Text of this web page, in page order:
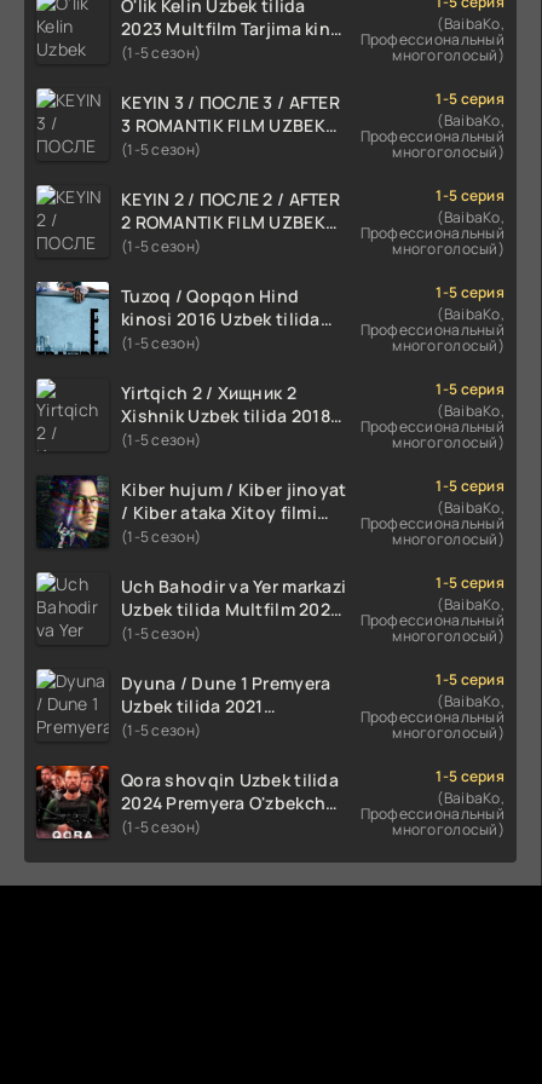
O'lik Kelin Uzbek tilida
2023 Multfilm Tarjima kino
skachat
(1-5 сезон)
(BaibaKo,
Профессиональный
многоголосый)
KEYIN 3 / ПОСЛЕ 3 / AFTER
3 ROMANTIK FILM UZBEK
TILIDA 2021 TARJIMA FILM
(1-5 сезон)
1-5 серия
(BaibaKo,
Профессиональный
многоголосый)
KEYIN 2 / ПОСЛЕ 2 / AFTER
2 ROMANTIK FILM UZBEK
TILIDA 2020 TARJIMA FILM
(1-5 сезон)
1-5 серия
(BaibaKo,
Профессиональный
многоголосый)
Tuzoq / Qopqon Hind
kinosi 2016 Uzbek tilida
tarjima film HD
(1-5 сезон)
1-5 серия
(BaibaKo,
Профессиональный
многоголосый)
Yirtqich 2 / Хищник 2
Xishnik Uzbek tilida 2018-
2024 O'zbekcha tarjima
(1-5 сезон)
1-5 серия
(BaibaKo,
Профессиональный
многоголосый)
Kiber hujum / Kiber jinoyat
/ Kiber ataka Xitoy filmi
Uzbek tilida O'zbekcha
HD skachat
(1-5 сезон)
1-5 серия
(BaibaKo,
Профессиональный
многоголосый)
Uch Bahodir va Yer markazi
Uzbek tilida Multfilm 2025
tarjima HD skachat
(1-5 сезон)
1-5 серия
(BaibaKo,
Профессиональный
многоголосый)
Dyuna / Dune 1 Premyera
Uzbek tilida 2021
O'zbekcha tarjima kino HD
(1-5 сезон)
1-5 серия
(BaibaKo,
Профессиональный
многоголосый)
Qora shovqin Uzbek tilida
2024 Premyera O'zbekcha
tarjima kino HD skachat
(1-5 сезон)
1-5 серия
(BaibaKo,
Профессиональный
многоголосый)